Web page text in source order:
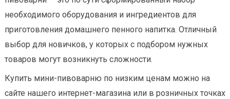
необходимого оборудования и ингредиентов для
приготовления домашнего пенного напитка. Отличный
выбор для новичков, у которых с подбором нужных
товаров могут возникнуть сложности.
Купить мини-пивоварню по низким ценам можно на
сайте нашего интернет-магазина или в розничных точках